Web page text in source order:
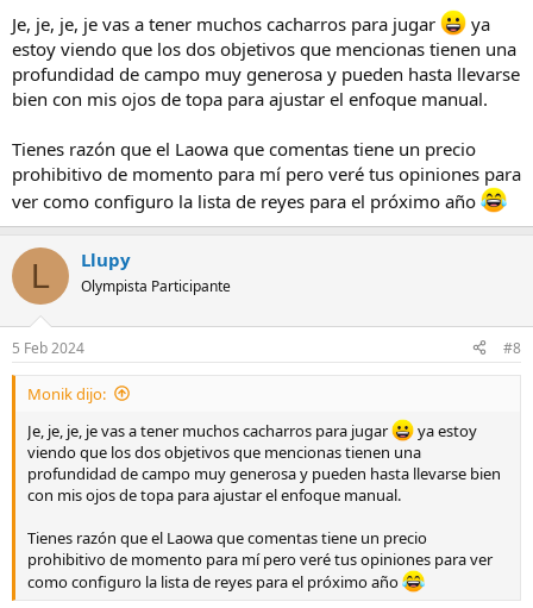
Je, je, je, je vas a tener muchos cacharros para jugar
ya
estoy viendo que los dos objetivos que mencionas tienen una
profundidad de campo muy generosa y pueden hasta llevarse
bien con mis ojos de topa para ajustar el enfoque manual.
Tienes razón que el Laowa que comentas tiene un precio
prohibitivo de momento para mí pero veré tus opiniones para
ver como configuro la lista de reyes para el próximo año
L Llupy
Olympista Participante
5 Feb 2024 #8
Monik dijo:
Je, je, je, je vas a tener muchos cacharros para jugar
ya estoy
viendo que los dos objetivos que mencionas tienen una
profundidad de campo muy generosa y pueden hasta llevarse bien
con mis ojos de topa para ajustar el enfoque manual.
Tienes razón que el Laowa que comentas tiene un precio
prohibitivo de momento para mí pero veré tus opiniones para ver
como configuro la lista de reyes para el próximo año